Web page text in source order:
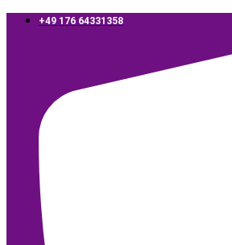
‪+49 176 64331358‬